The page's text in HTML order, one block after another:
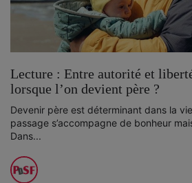
Lecture : Entre autorité et
lorsque l’on devient père ?
Devenir père est déterminant dans la
passage s’accompagne de bonheur
Dans...